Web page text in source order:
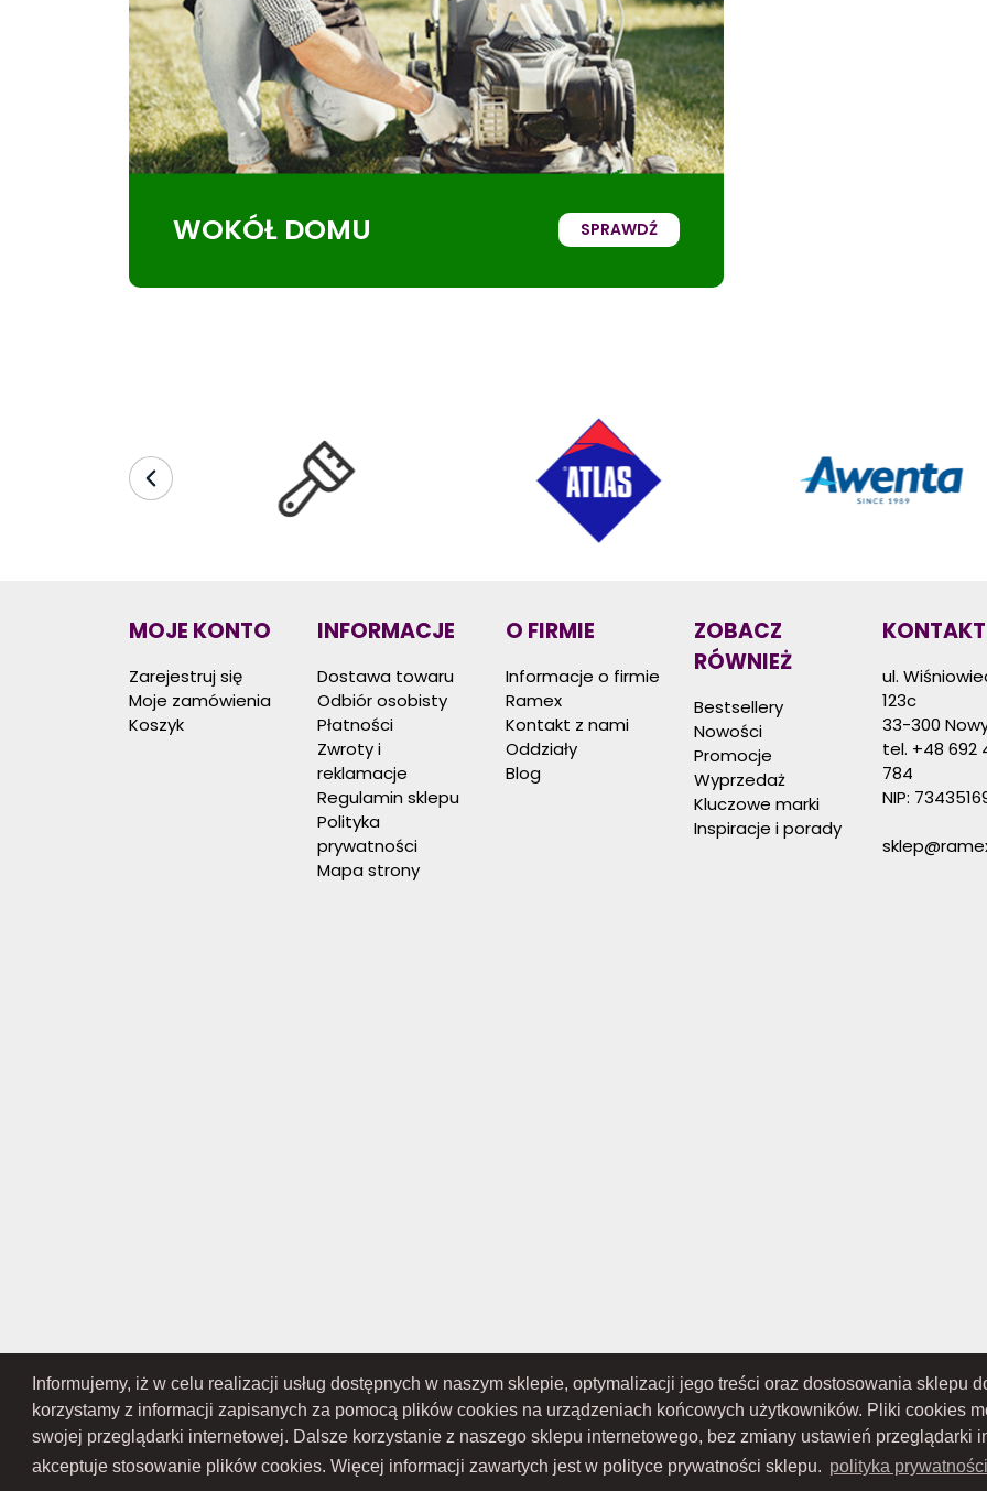
Informujemy, iż w celu realizacji usług dostępnych w naszym sklepie, optymalizacji jego treści oraz dostosowania sklepu
korzystamy z informacji zapisanych za pomocą plików cookies na urządzeniach końcowych użytkowników. Pliki cookies
swojej przeglądarki internetowej. Dalsze korzystanie z naszego sklepu internetowego, bez zmiany ustawień przeglądarki
akceptuje stosowanie plików cookies. Więcej informacji zawartych jest w polityce prywatności sklepu. polityka
WOKÓŁ DOMU SPRAWDŹ
MOJE KONTO
Zarejestruj się
Moje zamówienia
Koszyk
INFORMACJE
Dostawa towaru
Odbiór osobisty
Płatności
Zwroty i
reklamacje
Regulamin sklepu
Polityka
prywatności
Mapa strony
O FIRMIE
Informacje o firmie
Ramex
Kontakt z nami
Oddziały
Blog
ZOBACZ
RÓWNIEŻ
Bestsellery
Nowości
Promocje
Wyprzedaż
Kluczowe marki
Inspiracje i porady
KONTAKT
ul.
123c
33-300
tel. +48 692
784
NIP:
RAMEX SPÓŁKA Z OGRANICZONĄ ODPOWIEDZIALNOŚCIĄ SPÓŁKA KOMANDYTOWO-AKCYJNA z siedzibą w Nowym Sączu (adres siedziby i adres do
Przedsiębiorców Krajowego Rejestru Sądowego pod numerem KRS 0000434051; sąd rejestrowy, w którym przechowywana jest dokumentacja spółki:
Gospodarczy Krajowego Rejestru Sądowego; kapitał zakładowy w wysokości: 10 050 000 zł, w całości opłacony; NIP:
Wszystkie prawa zastrzeżone Proudly designed by